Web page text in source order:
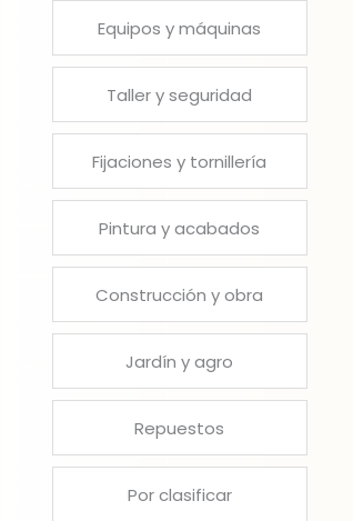
Equipos y máquinas
Taller y seguridad
Fijaciones y tornillería
Pintura y acabados
Construcción y obra
Jardín y agro
Repuestos
Por clasificar